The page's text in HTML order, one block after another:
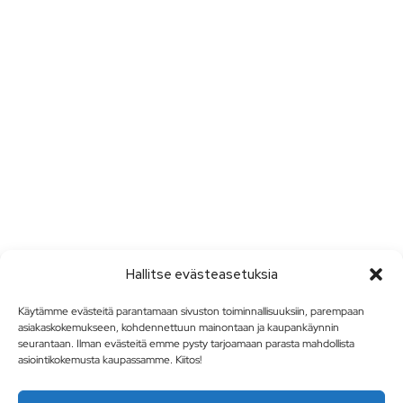
Hallitse evästeasetuksia
Käytämme evästeitä parantamaan sivuston toiminnallisuuksiin, parempaan
asiakaskokemukseen, kohdennettuun mainontaan ja kaupankäynnin
seurantaan. Ilman evästeitä emme pysty tarjoamaan parasta mahdollista
asiointikokemusta kaupassamme. Kiitos!